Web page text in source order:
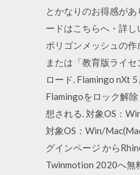
とかなりのお得感が
ードはこちらへ・詳
ポリゴンメッシュの
または「教育版ライ
ロード. Flamingo nXt
Flamingoをロック解
想される. 対象OS：
対象OS：Win/
グインページ から
Twinmotion 2020へ無